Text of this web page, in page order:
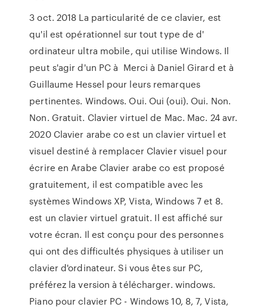
3 oct. 2018 La particularité de ce clavier, est
qu'il est opérationnel sur tout type de d'
ordinateur ultra mobile, qui utilise Windows. Il
peut s'agir d'un PC à Merci à Daniel Girard et à
Guillaume Hessel pour leurs remarques
pertinentes. Windows. Oui. Oui (oui). Oui. Non.
Non. Gratuit. Clavier virtuel de Mac. Mac. 24 avr.
2020 Clavier arabe co est un clavier virtuel et
visuel destiné à remplacer Clavier visuel pour
écrire en Arabe Clavier arabe co est proposé
gratuitement, il est compatible avec les
systèmes Windows XP, Vista, Windows 7 et 8.
est un clavier virtuel gratuit. Il est affiché sur
votre écran. Il est conçu pour des personnes
qui ont des difficultés physiques à utiliser un
clavier d'ordinateur. Si vous êtes sur PC,
préférez la version à télécharger. windows.
Piano pour clavier PC - Windows 10, 8, 7, Vista,